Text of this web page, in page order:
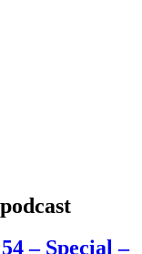
– Special –